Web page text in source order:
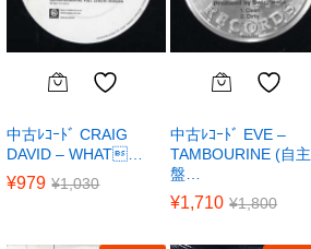
中古ﾚｺｰﾄﾞ CRAIG
DAVID – WHAT…
¥979 ¥1,030
中古ﾚｺｰﾄﾞ EVE –
TAMBOURINE (自主
盤…
¥1,710 ¥1,800